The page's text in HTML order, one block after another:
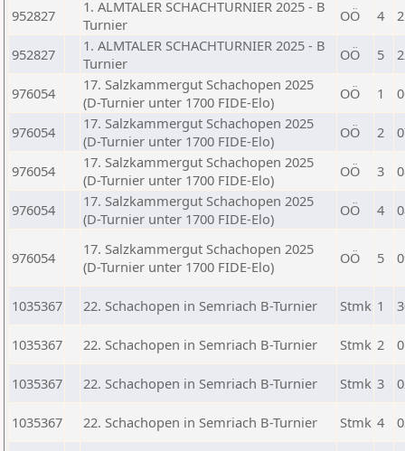
952827
1. ALMTALER SCHACHTURNIER 2025 - B
Turnier
OÖ 4
952827
1. ALMTALER SCHACHTURNIER 2025 - B
Turnier
OÖ 5
976054
17. Salzkammergut Schachopen 2025
(D-Turnier unter 1700 FIDE-Elo)
OÖ 1
976054
17. Salzkammergut Schachopen 2025
(D-Turnier unter 1700 FIDE-Elo)
OÖ 2
976054
17. Salzkammergut Schachopen 2025
(D-Turnier unter 1700 FIDE-Elo)
OÖ 3
976054
17. Salzkammergut Schachopen 2025
(D-Turnier unter 1700 FIDE-Elo)
OÖ 4
976054
17. Salzkammergut Schachopen 2025
(D-Turnier unter 1700 FIDE-Elo)
OÖ 5
1035367 22. Schachopen in Semriach B-Turnier Stmk 1
1035367 22. Schachopen in Semriach B-Turnier Stmk 2
1035367 22. Schachopen in Semriach B-Turnier Stmk 3
1035367 22. Schachopen in Semriach B-Turnier Stmk 4